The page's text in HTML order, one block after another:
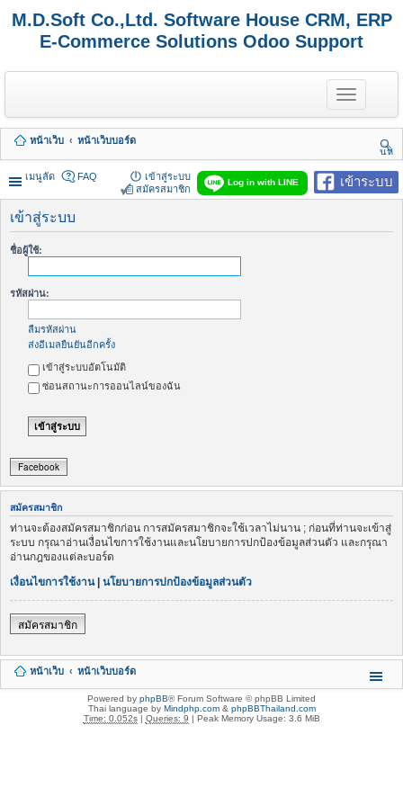
M.D.Soft Co.,Ltd. Software House CRM, ERP
E-Commerce Solutions Odoo Support
T
o
g
e
n
a
v
g
หน้าเว็บ
หน้าเว็บบอร์ด
นห
า
เมนูลัด
เข้าระบบ
Log in with LINE
FAQ
เข้าสู่ระบบ
สมัครสมาชิก
เข้าสู่ระบบ
ชื่อผู้ใช้:
รหัสผ่าน:
ลืมรหัสผ่าน
ส่งอีเมลยืนยันอีกครั้ง
เข้าสู่ระบบอัตโนมัติ
ซ่อนสถานะการออนไลน์ของฉัน
Facebook
สมัครสมาชิก
ท่านจะต้องสมัครสมาชิกก่อน การสมัครสมาชิกจะใช้เวลาไม่นาน ; ก่อนที่ท่านจะเข้าสู่
ระบบ กรุณาอ่านเงื่อนไขการใช้งานและนโยบายการปกป้องข้อมูลส่วนตัว และกรุณา
อ่านกฎของแต่ละบอร์ด
เงื่อนไขการใช้งาน| นโยบายการปกป้องข้อมูลส่วนตัว
สมัครสมาชิก
หน้าเว็บ หน้าเว็บบอร์ด
Powered by phpBB® Forum Software © phpBB Limited
Thai language by Mindphp.com& phpBBThailand.com
Time: 0.052s| Queries: 9 | Peak Memory Usage: 3.6 MiB